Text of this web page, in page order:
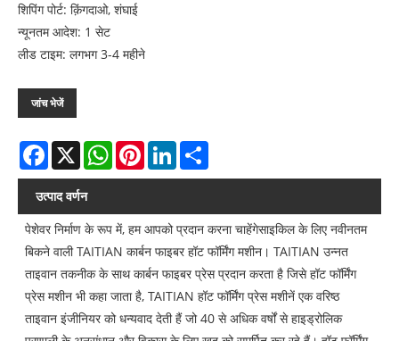
शिपिंग पोर्ट: क़िंगदाओ, शंघाई
न्यूनतम आदेश: 1 सेट
लीड टाइम: लगभग 3-4 महीने
जांच भेजें
Facebook
X WhatsAppPinterestLinkedIn
उत्पाद वर्णन
पेशेवर निर्माण के रूप में, हम आपको प्रदान करना चाहेंगेसाइकिल के लिए नवीनतम
बिकने वाली TAITIAN कार्बन फाइबर हॉट फॉर्मिंग मशीन। TAITIAN उन्नत
ताइवान तकनीक के साथ कार्बन फाइबर प्रेस प्रदान करता है जिसे हॉट फॉर्मिंग
प्रेस मशीन भी कहा जाता है, TAITIAN हॉट फॉर्मिंग प्रेस मशीनें एक वरिष्ठ
ताइवान इंजीनियर को धन्यवाद देती हैं जो 40 से अधिक वर्षों से हाइड्रोलिक